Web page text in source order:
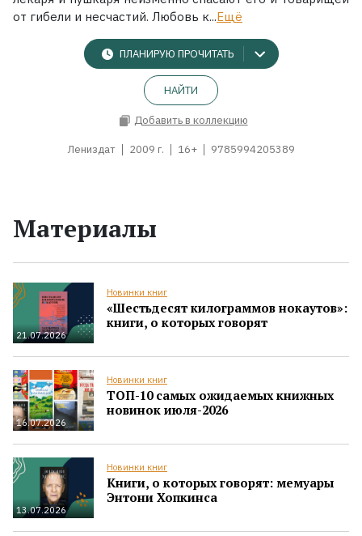
от гибели и несчастий. Любовь к...Ещё
ПЛАНИРУЮ ПРОЧИТАТЬ
НАЙТИ
Добавить в коллекцию
Лениздат 2009 г. 16+ 9785994205389
Материалы
21.07.2026
Новинки книг
«Шестьдесят килограммов нокаутов»:
книги, о которых говорят
16.07.2026
Новинки книг
ТОП-10 самых ожидаемых книжных
новинок июля-2026
13.07.2026
Новинки книг
Книги, о которых говорят: мемуары
Энтони Хопкинса